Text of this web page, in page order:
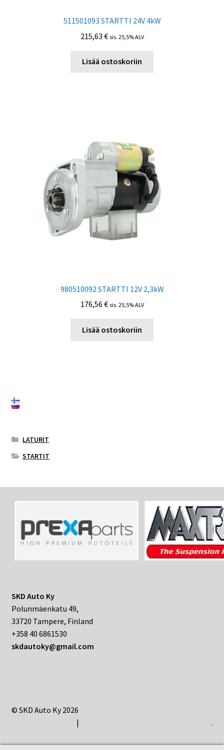
511501093 STARTTI 24V 4kW
215,63 € sis. 25,5% ALV
Lisää ostoskoriin
980510092 STARTTI 12V 2,3kW
176,56 € sis. 25,5% ALV
Lisää ostoskoriin
LATURIT
STARTIT
SKD Auto Ky
Polunmäenkatu 49,
33720 Tampere, Finland
+358 40 6861530
skdautoky@gmail.com
© SKD Auto Ky 2026
.